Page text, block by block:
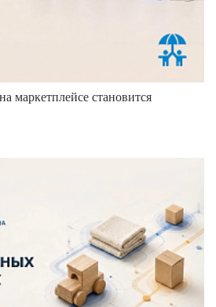
маркетплейсе становится